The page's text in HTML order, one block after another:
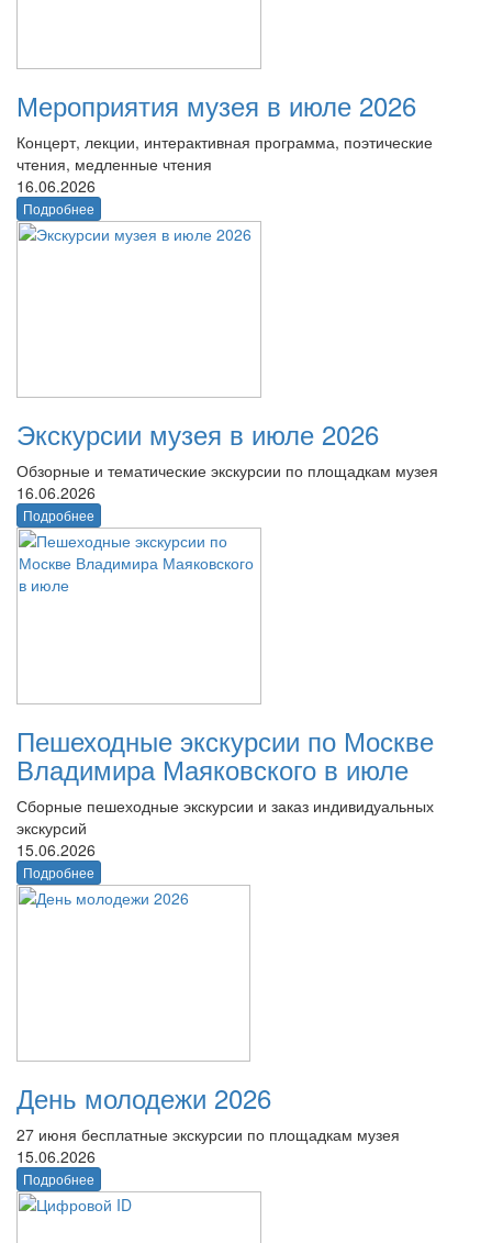
Мероприятия музея в июле 2026
Концерт, лекции, интерактивная программа, поэтические
чтения, медленные чтения
16.06.2026
Подробнее
Экскурсии музея в июле 2026
Обзорные и тематические экскурсии по площадкам музея
16.06.2026
Подробнее
Пешеходные экскурсии по Москве
Владимира Маяковского в июле
Сборные пешеходные экскурсии и заказ индивидуальных
экскурсий
15.06.2026
Подробнее
День молодежи 2026
27 июня бесплатные экскурсии по площадкам музея
15.06.2026
Подробнее